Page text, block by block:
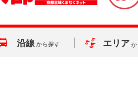
沿線 から探す エリア